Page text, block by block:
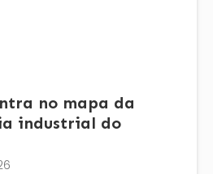
no mapa da
industrial do